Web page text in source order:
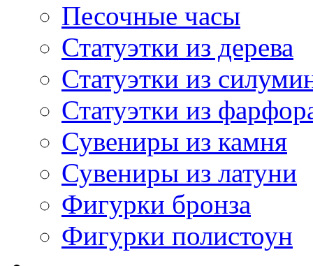
Песочные часы
Статуэтки из дерева
Статуэтки из
Статуэтки из
Сувениры из камня
Сувениры из латуни
Фигурки бронза
Фигурки полистоун